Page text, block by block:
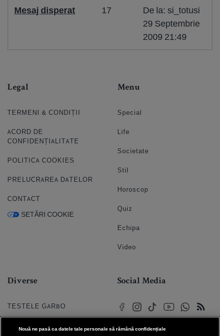
Mesaj disperat 17
De la: si_totusi
29 Septembrie
2009 21:49
Legal
TERMENI & CONDIȚII
ACORD DE
CONFIDENȚIALITATE
POLITICA COOKIES
PRELUCRAREA DATELOR
CONTACT
SETĂRI COOKIE
Menu
Special
Life
Societate
Stil
Horoscop
Quiz
Echipa
Video
Diverse
TESTELE GARBO
HOROSCOP
Social Media
Nouă ne pasă ca datele tale personale să rămână confidențiale